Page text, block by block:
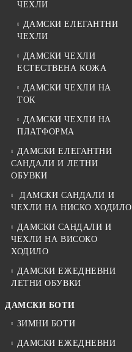
ЧЕХЛИ
ДАМСКИ ЕЛЕГАНТНИ
ЧЕХЛИ
ДАМСКИ ЧЕХЛИ
ЕСТЕСТВЕНА КОЖА
ДАМСКИ ЧЕХЛИ НА
ТОК
ДАМСКИ ЧЕХЛИ НА
ПЛАТФОРМА
ДАМСКИ ЕЛЕГАНТНИ
САНДАЛИ И ЛЕТНИ
ОБУВКИ
ДАМСКИ САНДАЛИ И
ЧЕХЛИ НА НИСКО ХОДИЛО
ДАМСКИ САНДАЛИ И
ЧЕХЛИ НА ВИСОКО
ХОДИЛО
ДАМСКИ ЕЖЕДНЕВНИ
ЛЕТНИ ОБУВКИ
ДАМСКИ БОТИ
ЗИМНИ БОТИ
ДАМСКИ ЕЖЕДНЕВНИ